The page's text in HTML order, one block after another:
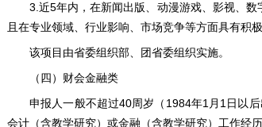
3.近5年内，在新闻出版、动漫游戏、影视、
且在专业领域、行业影响、市场竞争等方面具有积极
该项目由省委组织部、团省委组织实施。
（四）财会金融类
申报人一般不超过40周岁（1984年1月1日以
会计（含教学研究）或金融（含教学研究）工作经